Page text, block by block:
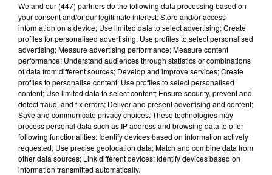
7 août 2026
Moha MMZ dévoile « Mikasa », un
nouveau single entre amour et...
7 août 2026
Tayc et Didi B dévoilent le single le plus
dansant de l’année
We and our (447) partnersdo the following data processing based on
your consent and/or our legitimate interest: Store and/or access
information on a device; Use limited data to select advertising; Create
profiles for personalised advertising; Use profiles to select personalised
advertising; Measure advertising performance; Measure content
performance; Understand audiences through statistics or combinations
of data from different sources; Develop and improve services; Create
profiles to personalise content; Use profiles to select personalised
content; Use limited data to select content; Ensure security, prevent and
detect fraud, and fix errors; Deliver and present advertising and content;
Save and communicate privacy choices. These technologies may
process personal data such as IP address and browsing data to offer
following functionalities: Identify devices based on information actively
requested; Use precise geolocation data; Match and combine data from
other data sources; Link different devices; Identify devices based on
information transmitted automatically.